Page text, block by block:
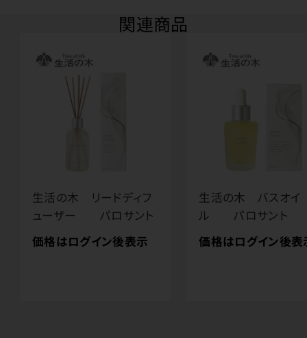
関連商品
生活の木 リードディフ
ューザー パロサント
価格はログイン後表示
生活の木 バスオイ
ル パロサント
価格はログイン後表